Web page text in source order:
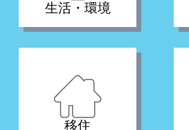
生活・環境
移住